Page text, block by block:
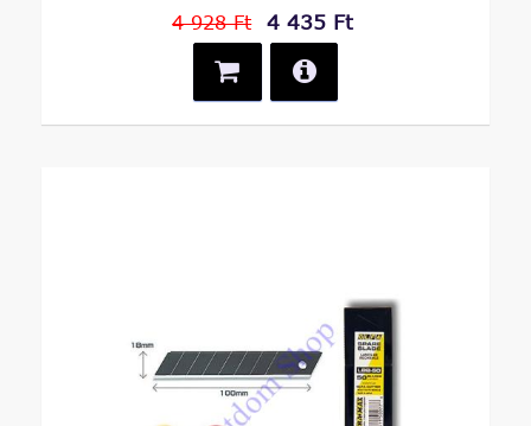
4 928 Ft 4 435 Ft